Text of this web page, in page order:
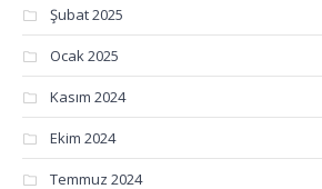
Şubat 2025
Ocak 2025
Kasım 2024
Ekim 2024
Temmuz 2024